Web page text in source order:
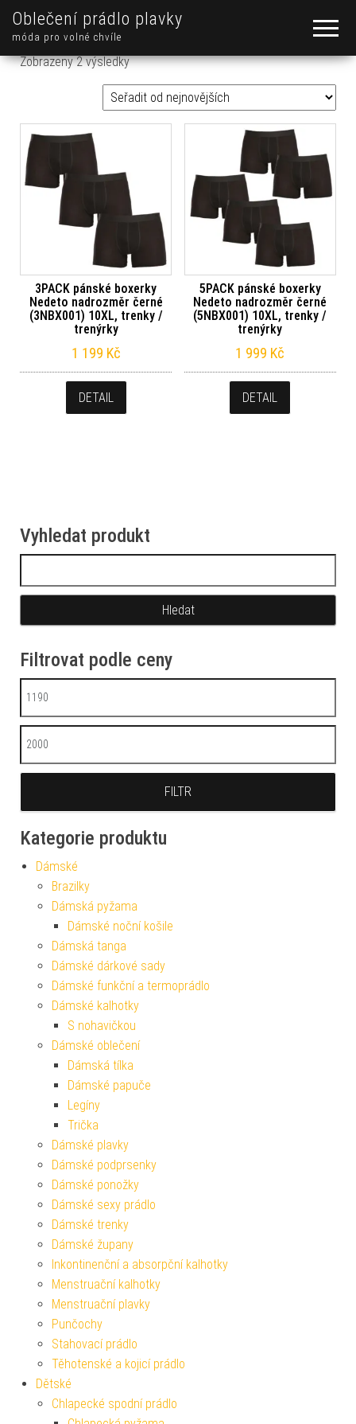
Oblečení prádlo plavky
móda pro volné chvíle
Zobrazeny 2 výsledkySeřazeno od nejnovějších
3PACK pánské boxerky
Nedeto nadrozměr černé
(3NBX001) 10XL, trenky /
trenýrky
1 199 Kč
DETAIL
5PACK pánské boxerky
Nedeto nadrozměr černé
(5NBX001) 10XL, trenky /
trenýrky
1 999 Kč
DETAIL
Vyhledat produkt
Filtrovat podle ceny
Minimální cena
Maximální cena
FILTR
Kategorie produktu
Dámské
Brazilky
Dámská pyžama
Dámské noční košile
Dámská tanga
Dámské dárkové sady
Dámské funkční a termoprádlo
Dámské kalhotky
S nohavičkou
Dámské oblečení
Dámská tílka
Dámské papuče
Legíny
Trička
Dámské plavky
Dámské podprsenky
Dámské ponožky
Dámské sexy prádlo
Dámské trenky
Dámské župany
Inkontinenční a absorpční kalhotky
Menstruační kalhotky
Menstruační plavky
Punčochy
Stahovací prádlo
Těhotenské a kojicí prádlo
Dětské
Chlapecké spodní prádlo